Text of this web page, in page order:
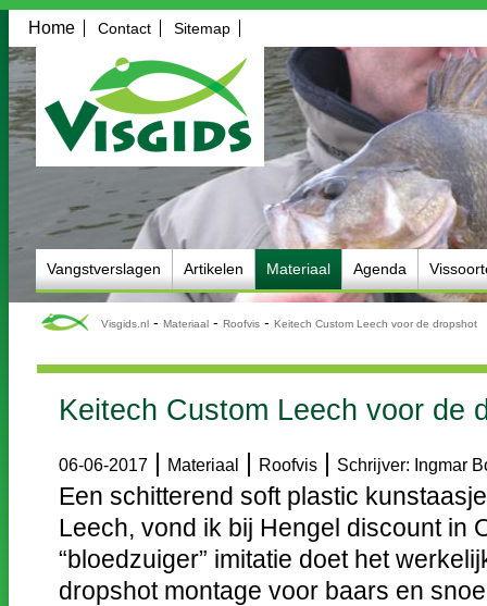
Home Contact Sitemap
Vangstverslagen Artikelen Materiaal Agenda
Visgids.nl - Materiaal - Roofvis - Keitech Custom Leech voor de dropshot
Keitech Custom Leech voor de
06-06-2017 | Materiaal | Roofvis | Schrijver: Ingmar
Een schitterend soft plastic
Leech, vond ik bij Hengel discount in
“bloedzuiger” imitatie doet het
dropshot montage voor baars en